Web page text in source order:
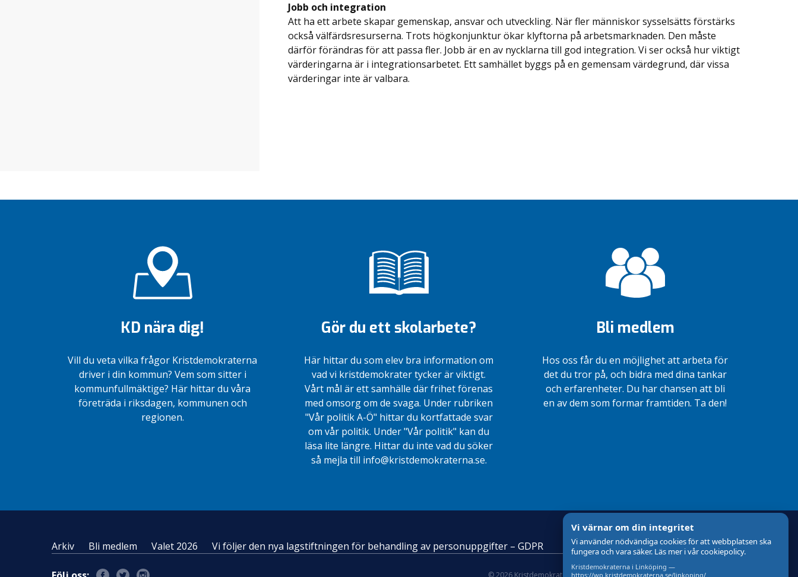
Jobb och integration
Att ha ett arbete skapar gemenskap, ansvar och utveckling. När fler människor sysselsätts förstärks
också välfärdsresurserna. Trots högkonjunktur ökar klyftorna på arbetsmarknaden. Den måste
därför förändras för att passa fler. Jobb är en av nycklarna till god integration. Vi ser också hur viktigt
värderingarna är i integrationsarbetet. Ett samhället byggs på en gemensam värdegrund, där vissa
värderingar inte är valbara.
KD nära dig!
Vill du veta vilka frågor Kristdemokraterna
driver i din kommun? Vem som sitter i
kommunfullmäktige? Här hittar du våra
företräda i riksdagen, kommunen och
regionen.
Gör du ett skolarbete?
Här hittar du som elev bra information om
vad vi kristdemokrater tycker är viktigt.
Vårt mål är ett samhälle där frihet förenas
med omsorg om de svaga. Under rubriken
"Vår politik A-Ö" hittar du kortfattade svar
om vår politik. Under "Vår politik" kan du
läsa lite längre. Hittar du inte vad du söker
så mejla till info@kristdemokraterna.se.
Bli medlem
Hos oss får du en möjlighet att arbeta för
det du tror på, och bidra med dina tankar
och erfarenheter. Du har chansen att bli
en av dem som formar framtiden. Ta den!
Arkiv Bli medlem Valet 2026 Vi följer den nya lagstiftningen för behandling av personuppgifter – GDPR
Vi värnar om din integritet
Vi använder nödvändiga cookies för att webbplatsen ska
fungera och vara säker. Läs mer i vår cookiepolicy.
Kristdemokraterna i Linköping —
https://wp.kristdemokraterna.se/linkoping/